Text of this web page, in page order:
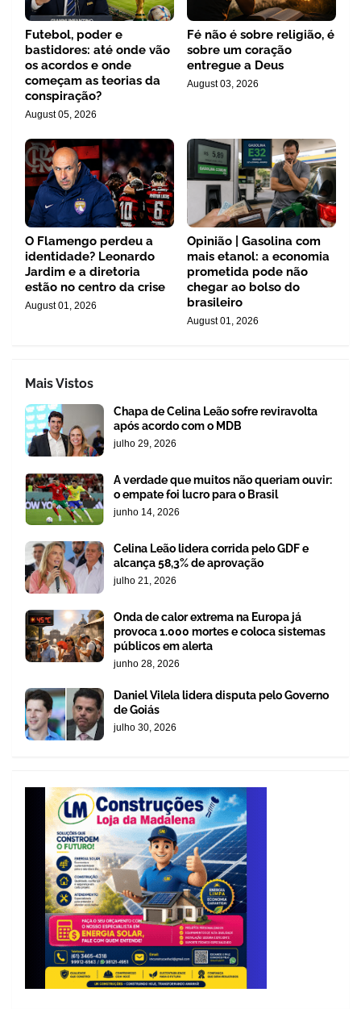
Futebol, poder e
bastidores: até onde vão
os acordos e onde
começam as teorias da
conspiração?
August 05, 2026
Fé não é sobre religião, é
sobre um coração
entregue a Deus
August 03, 2026
O Flamengo perdeu a
identidade? Leonardo
Jardim e a diretoria
estão no centro da crise
August 01, 2026
Opinião | Gasolina com
mais etanol: a economia
prometida pode não
chegar ao bolso do
brasileiro
August 01, 2026
Mais Vistos
Chapa de Celina Leão sofre reviravolta
após acordo com o MDB
julho 29, 2026
A verdade que muitos não queriam ouvir:
o empate foi lucro para o Brasil
junho 14, 2026
Celina Leão lidera corrida pelo GDF e
alcança 58,3% de aprovação
julho 21, 2026
Onda de calor extrema na Europa já
provoca 1.000 mortes e coloca sistemas
públicos em alerta
junho 28, 2026
Daniel Vilela lidera disputa pelo Governo
de Goiás
julho 30, 2026